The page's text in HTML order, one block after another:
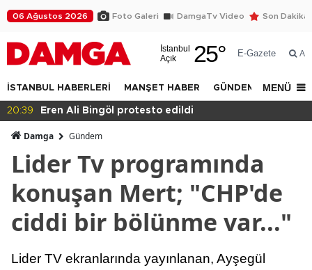
06 Ağustos 2026 Foto Galeri DamgaTv Video Son Dakika
İstanbul
Açık
25° E-Gazete Ara
İSTANBUL HABERLERİ MANŞET HABER GÜNDEM DÜNYA
MENÜ
20:36 Eğitimde haksızlık!
Damga Gündem
Lider Tv programında
konuşan Mert; "CHP'de
ciddi bir bölünme var..."
Lider TV ekranlarında yayınlanan, Ayşegül